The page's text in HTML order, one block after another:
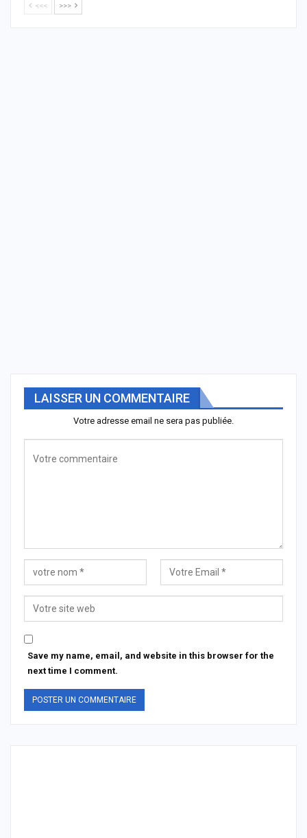
<<< >>>
LAISSER UN COMMENTAIRE
Votre adresse email ne sera pas publiée.
Save my name, email, and website in this browser for the
next time I comment.